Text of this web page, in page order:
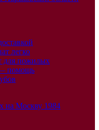
легко
для пожилых
— помощь
на Москву 1984